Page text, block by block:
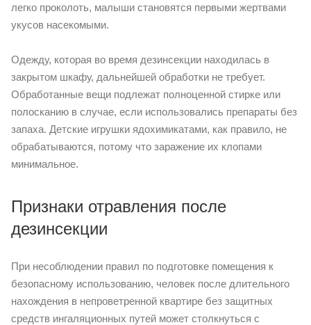
легко проколоть, малыши становятся первыми жертвами
укусов насекомыми.
Одежду, которая во время дезинсекции находилась в
закрытом шкафу, дальнейшей обработки не требует.
Обработанные вещи подлежат полноценной стирке или
полосканию в случае, если использовались препараты без
запаха. Детские игрушки ядохимикатами, как правило, не
обрабатываются, потому что заражение их клопами
минимальное.
Признаки отравления после
дезинсекции
При несоблюдении правил по подготовке помещения к
безопасному использованию, человек после длительного
нахождения в непроветренной квартире без защитных
средств ингаляционных путей может столкнуться с